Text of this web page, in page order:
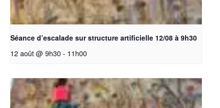
Séance d’escalade sur structure artificielle 12/08 à 9h30
12 août @ 9h30- 11h00